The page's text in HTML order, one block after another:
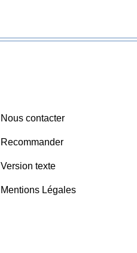
Nous contacter
Recommander
Version texte
Mentions Légales